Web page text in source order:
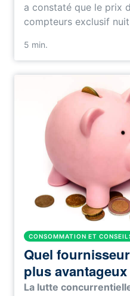
a constaté que le prix
compteurs exclusif
5 min.
CONSOMMATION ET
Quel
plus
La lutte